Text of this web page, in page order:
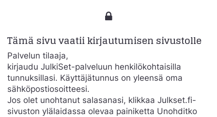
Tämä sivu vaatii kirjautumisen sivustolle
Palvelun tilaaja,
kirjaudu JulkiSet-palveluun henkilökohtaisilla
tunnuksillasi. Käyttäjätunnus on yleensä oma
sähköpostiosoitteesi.
Jos olet unohtanut salasanasi, klikkaa Julkset.fi-
sivuston ylälaidassa olevaa painiketta Unohditko